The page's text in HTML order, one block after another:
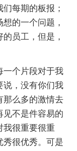
每期的板报；
的一个问题，
员工，但是，
一个片段对于我
说，没有你们我
那么多的激情去
见不是件容易的
我很重要很重
秀很优秀。可是